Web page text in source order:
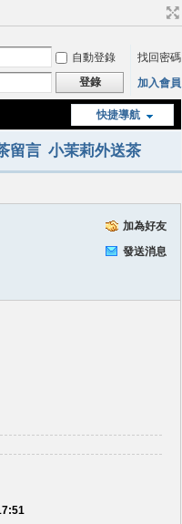
自動登錄
找回密碼
登錄 加入會員
快捷導航
南or高雄正妹
留言 小茉莉外送茶
加為好友
發送消息